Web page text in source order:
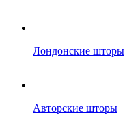
Лондонские шторы
Авторские шторы